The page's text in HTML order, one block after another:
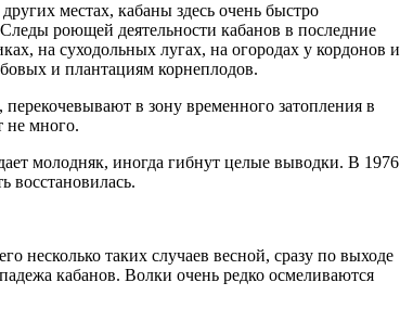
местах, кабаны здесь очень быстро
роющей деятельности кабанов в последние
на суходольных лугах, на огородах у кордонов и
и плантациям корнеплодов.
в зону временного затопления в
не много.
молодняк, иногда гибнут целые выводки. В 1976
восстановилась.
несколько таких случаев весной, сразу по выходе
кабанов. Волки очень редко осмеливаются